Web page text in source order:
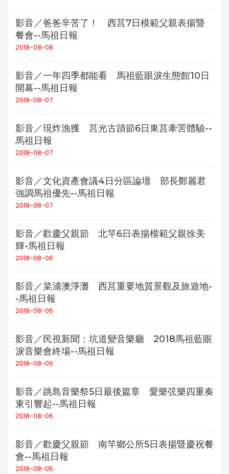
影音／爸爸辛苦了！ 西莒7日模範父親表揚暨
餐會--馬祖日報
2018-08-08
影音／一年四季都能看 馬祖藍眼淚生態館10日
開幕--馬祖日報
2018-08-07
影音／現炸漁獲 莒光古蹟節6日東莒牽罟體驗--
馬祖日報
2018-08-07
影音／文化資產會議4日分區論壇 部長鄭麗君
強調馬祖優先--馬祖日報
2018-08-07
影音／歡慶父親節 北竿6日表揚模範父親徐美
輝-馬祖日報
2018-08-06
影音／菜浦澳淨灘 西莒重要地質景觀及旅遊地-
-馬祖日報
2018-08-06
影音／民視新聞：坑道變音樂廳 2018馬祖藍眼
淚音樂會終場--馬祖日報
2018-08-06
影音／跳島音樂祭5日最後篇章 愛樂弦樂四重奏
東引響起--馬祖日報
2018-08-06
影音／歡慶父親節 南竿鄉公所5日表揚暨慶祝餐
會--馬祖日報
2018-08-05